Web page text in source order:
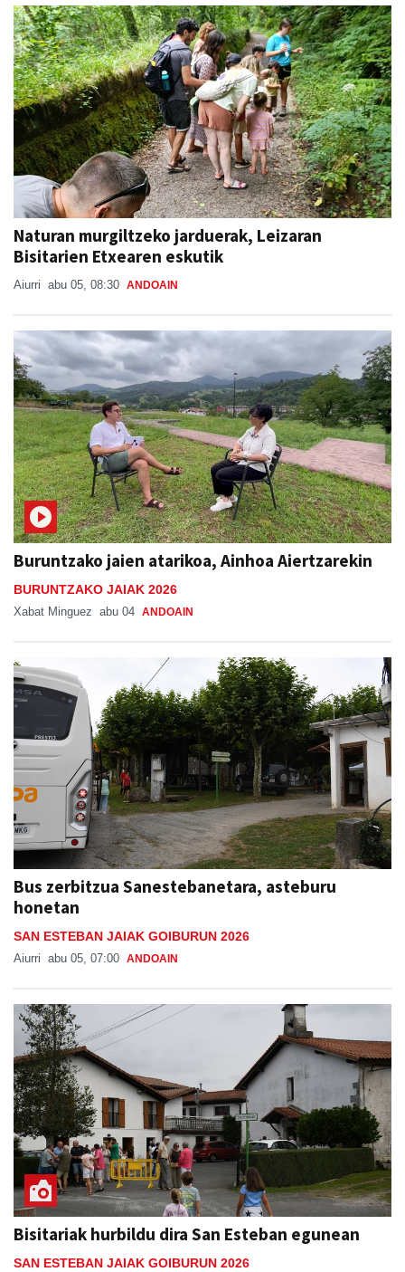
Naturan murgiltzeko jarduerak, Leizaran
Bisitarien Etxearen eskutik
Aiurri abu 05, 08:30 ANDOAIN
Buruntzako jaien atarikoa, Ainhoa Aiertzarekin
BURUNTZAKO JAIAK 2026
Xabat Minguez abu 04 ANDOAIN
Bus zerbitzua Sanestebanetara, asteburu
honetan
SAN ESTEBAN JAIAK GOIBURUN 2026
Aiurri abu 05, 07:00 ANDOAIN
Bisitariak hurbildu dira San Esteban egunean
SAN ESTEBAN JAIAK GOIBURUN 2026